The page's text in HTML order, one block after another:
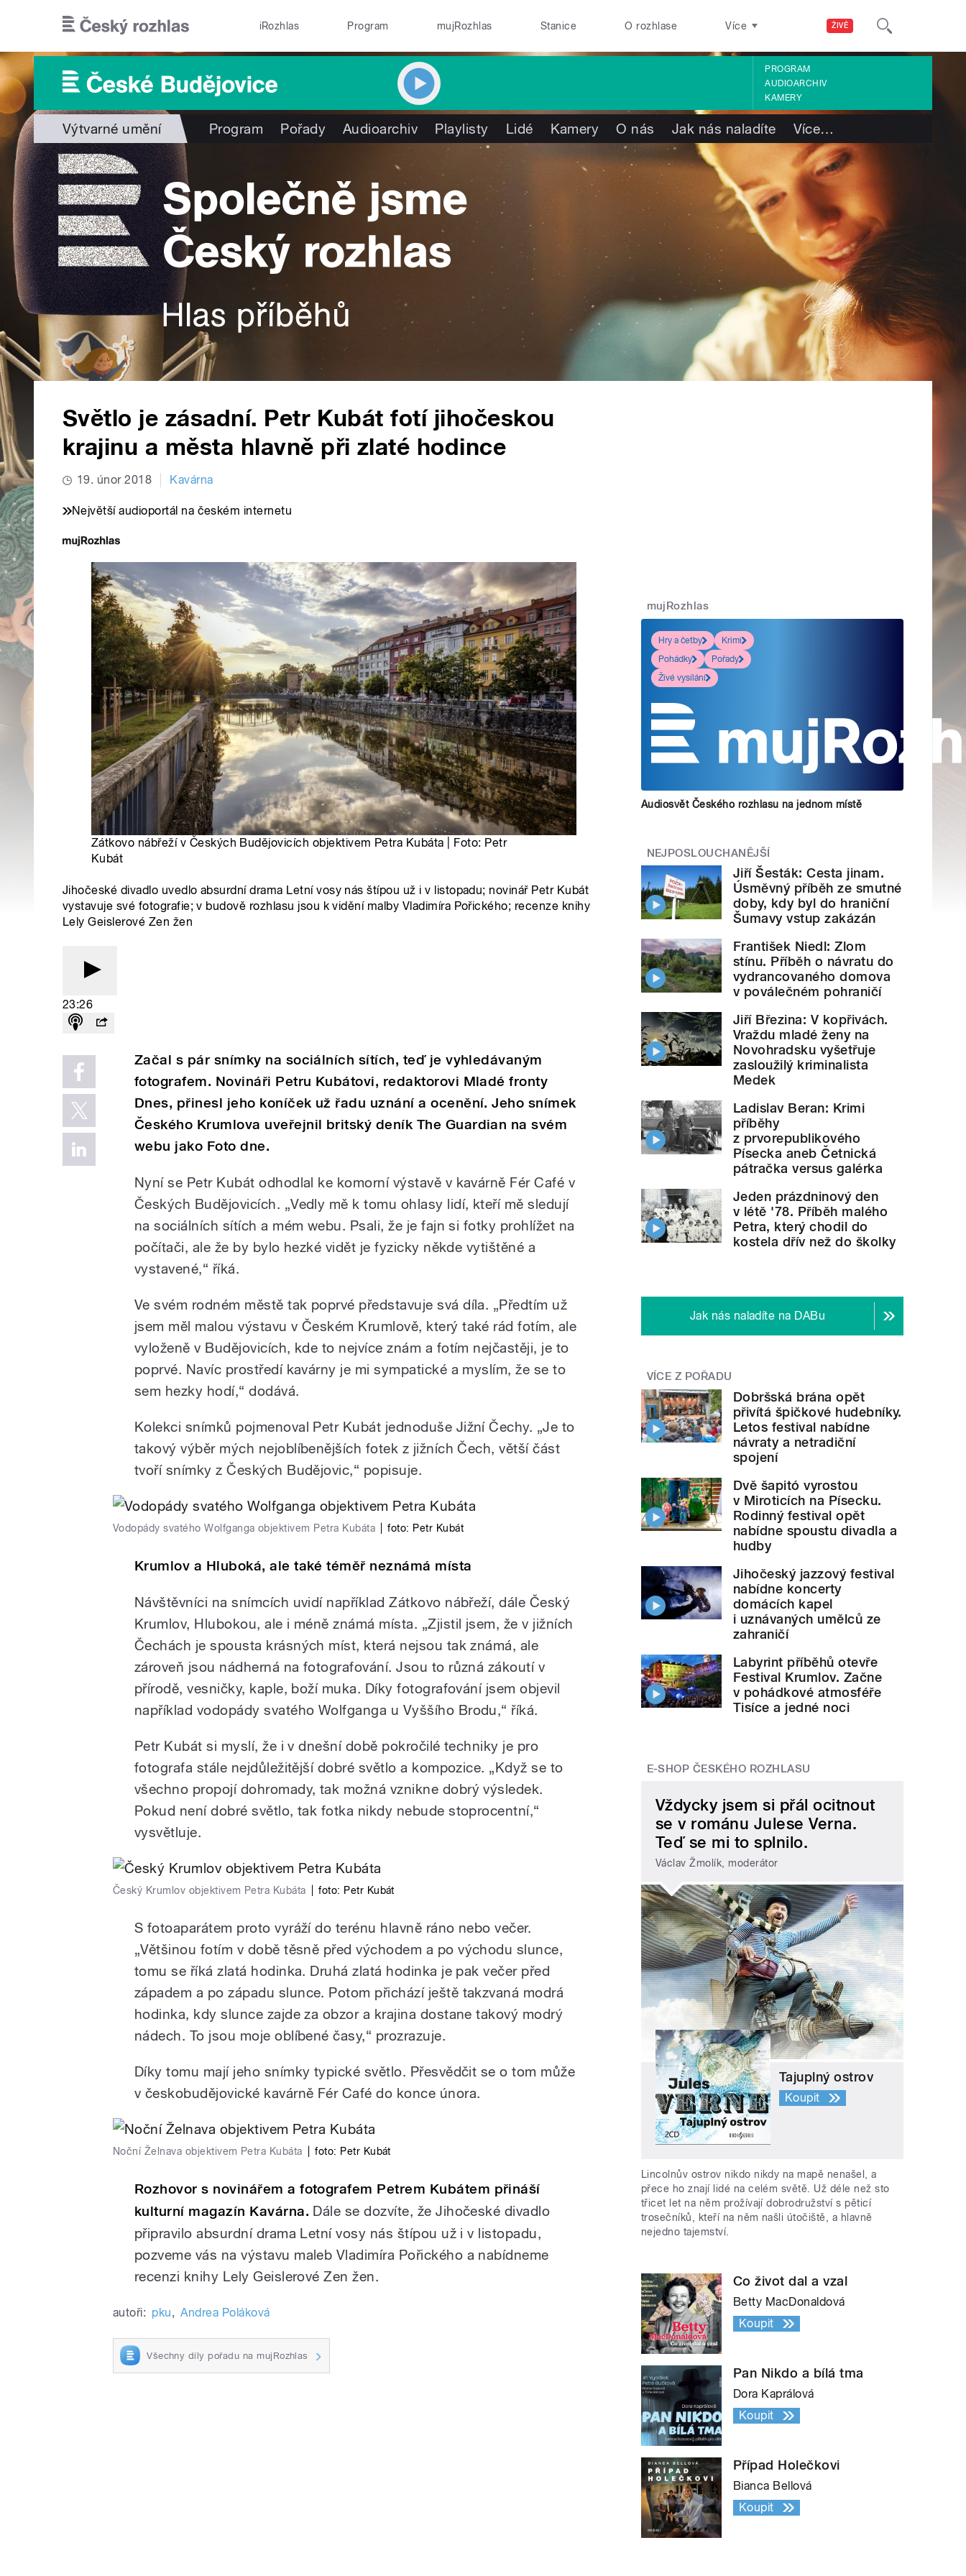
ŽIVĚ
iRozhlas Program mujRozhlas Stanice O rozhlase Více
PROGRAM
AUDIOARCHIV
KAMERY
Výtvarné umění Program Pořady Audioarchiv Playlisty Lidé Kamery O nás Jak nás naladíte Více…
Světlo je zásadní. Petr Kubát fotí jihočeskou
krajinu a města hlavně při zlaté hodince
19. únor 2018 Kavárna
Největší audioportál na českém internetu
Zátkovo nábřeží v Českých Budějovicích objektivem Petra Kubáta | Foto: Petr
Kubát
Jihočeské divadlo uvedlo absurdní drama Letní vosy nás štípou už i v listopadu; novinář Petr Kubát
vystavuje své fotografie; v budově rozhlasu jsou k vidění malby Vladimíra Pořického; recenze knihy
Lely Geislerové Zen žen
23:26
Začal s pár snímky na sociálních sítích, teď je vyhledávaným
fotografem. Novináři Petru Kubátovi, redaktorovi Mladé fronty
Dnes, přinesl jeho koníček už řadu uznání a ocenění. Jeho snímek
Českého Krumlova uveřejnil britský deník The Guardian na svém
webu jako Foto dne.
Nyní se Petr Kubát odhodlal ke komorní výstavě v kavárně Fér Café v
Českých Budějovicích. „Vedly mě k tomu ohlasy lidí, kteří mě sledují
na sociálních sítích a mém webu. Psali, že je fajn si fotky prohlížet na
počítači, ale že by bylo hezké vidět je fyzicky někde vytištěné a
vystavené,“ říká.
Ve svém rodném městě tak poprvé představuje svá díla. „Předtím už
jsem měl malou výstavu v Českém Krumlově, který také rád fotím, ale
vyloženě v Budějovicích, kde to nejvíce znám a fotím nejčastěji, je to
poprvé. Navíc prostředí kavárny je mi sympatické a myslím, že se to
sem hezky hodí,“ dodává.
Kolekci snímků pojmenoval Petr Kubát jednoduše Jižní Čechy. „Je to
takový výběr mých nejoblíbenějších fotek z jižních Čech, větší část
tvoří snímky z Českých Budějovic,“ popisuje.
Vodopády svatého Wolfganga objektivem Petra Kubáta foto: Petr Kubát
Krumlov a Hluboká, ale také téměř neznámá místa
Návštěvníci na snímcích uvidí například Zátkovo nábřeží, dále Český
Krumlov, Hlubokou, ale i méně známá místa. „Zjistil jsem, že v jižních
Čechách je spousta krásných míst, která nejsou tak známá, ale
zároveň jsou nádherná na fotografování. Jsou to různá zákoutí v
přírodě, vesničky, kaple, boží muka. Díky fotografování jsem objevil
například vodopády svatého Wolfganga u Vyššího Brodu,“ říká.
Petr Kubát si myslí, že i v dnešní době pokročilé techniky je pro
fotografa stále nejdůležitější dobré světlo a kompozice. „Když se to
všechno propojí dohromady, tak možná vznikne dobrý výsledek.
Pokud není dobré světlo, tak fotka nikdy nebude stoprocentní,“
vysvětluje.
Český Krumlov objektivem Petra Kubáta foto: Petr Kubát
S fotoaparátem proto vyráží do terénu hlavně ráno nebo večer.
„Většinou fotím v době těsně před východem a po východu slunce,
tomu se říká zlatá hodinka. Druhá zlatá hodinka je pak večer před
západem a po západu slunce. Potom přichází ještě takzvaná modrá
hodinka, kdy slunce zajde za obzor a krajina dostane takový modrý
nádech. To jsou moje oblíbené časy,“ prozrazuje.
Díky tomu mají jeho snímky typické světlo. Přesvědčit se o tom může
v českobudějovické kavárně Fér Café do konce února.
Noční Želnava objektivem Petra Kubáta foto: Petr Kubát
Rozhovor s novinářem a fotografem Petrem Kubátem přináší
kulturní magazín Kavárna. Dále se dozvíte, že Jihočeské divadlo
připravilo absurdní drama Letní vosy nás štípou už i v listopadu,
pozveme vás na výstavu maleb Vladimíra Pořického a nabídneme
recenzi knihy Lely Geislerové Zen žen.
autoři: pku, Andrea Poláková
Všechny díly pořadu na mujRozhlas
mujRozhlas
Hry a četby
Krimi
Pohádky
Pořady
Živé vysílání
Audiosvět Českého rozhlasu na jednom místě
NEJPOSLOUCHANĚJŠÍ
Jiří Šesták: Cesta jinam.
Úsměvný příběh ze smutné
doby, kdy byl do hraniční
Šumavy vstup zakázán
František Niedl: Zlom
stínu. Příběh o návratu do
vydrancovaného domova
v poválečném pohraničí
Jiří Březina: V kopřivách.
Vraždu mladé ženy na
Novohradsku vyšetřuje
zasloužilý kriminalista
Medek
Ladislav Beran: Krimi
příběhy
z prvorepublikového
Písecka aneb Četnická
pátračka versus galérka
Jeden prázdninový den
v létě '78. Příběh malého
Petra, který chodil do
kostela dřív než do školky
Jak nás naladíte na DABu
VÍCE Z POŘADU
Dobršská brána opět
přivítá špičkové hudebníky.
Letos festival nabídne
návraty a netradiční
spojení
Dvě šapitó vyrostou
v Miroticích na Písecku.
Rodinný festival opět
nabídne spoustu divadla a
hudby
Jihočeský jazzový festival
nabídne koncerty
domácích kapel
i uznávaných umělců ze
zahraničí
Labyrint příběhů otevře
Festival Krumlov. Začne
v pohádkové atmosféře
Tisíce a jedné noci
E-SHOP ČESKÉHO ROZHLASU
Vždycky jsem si přál ocitnout
se v románu Julese Verna.
Teď se mi to splnilo.
Václav Žmolík, moderátor
Tajuplný ostrov
Koupit
Lincolnův ostrov nikdo nikdy na mapě nenašel, a
přece ho znají lidé na celém světě. Už déle než sto
třicet let na něm prožívají dobrodružství s pěticí
trosečníků, kteří na něm našli útočiště, a hlavně
nejedno tajemství.
Co život dal a vzal
Betty MacDonaldová
Koupit
Pan Nikdo a bílá tma
Dora Kaprálová
Koupit
Případ Holečkovi
Bianca Bellová
Koupit